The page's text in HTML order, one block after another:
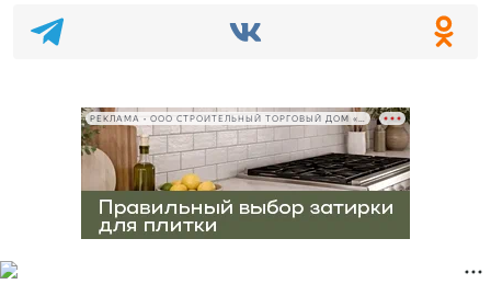
РЕКЛАМА • ООО СТРОИТЕЛЬНЫЙ ТОРГОВЫЙ ДОМ «ПЕТРОВИЧ», ИНН 7802348846